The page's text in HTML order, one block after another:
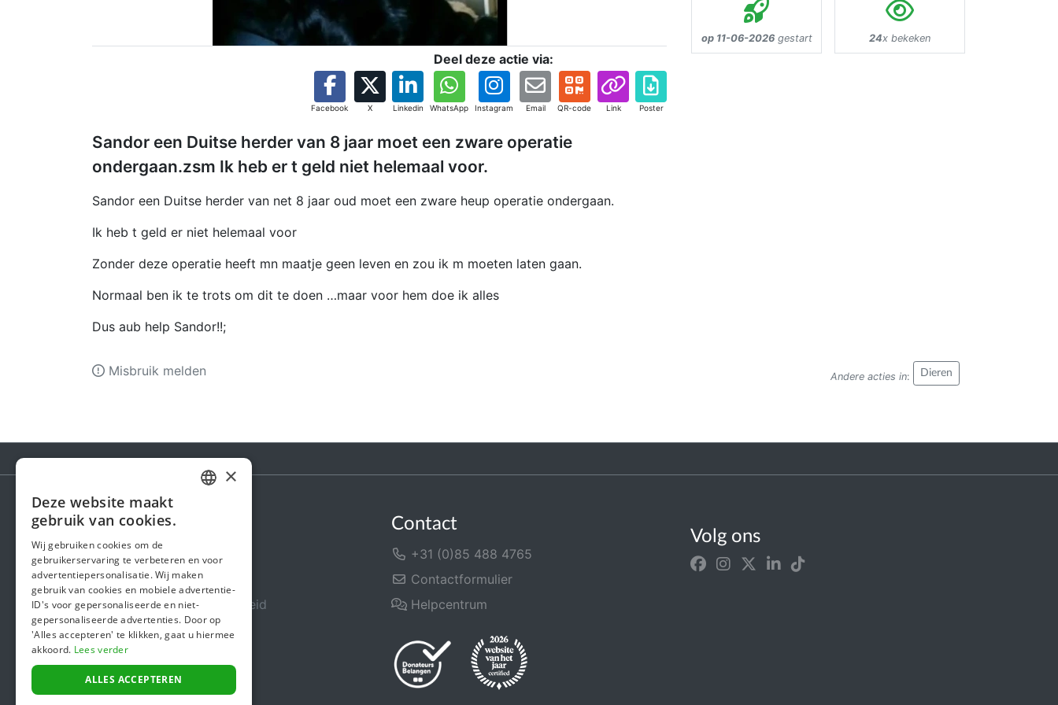
Deel deze actie via:
Facebook X Linkedin WhatsApp Instagram Email QR-code Link Poster
Sandor een Duitse herder van 8 jaar moet een zware operatie
ondergaan.zsm Ik heb er t geld niet helemaal voor.
Sandor een Duitse herder van net 8 jaar oud moet een zware heup operatie ondergaan.
Ik heb t geld er niet helemaal voor
Zonder deze operatie heeft mn maatje geen leven en zou ik m moeten laten gaan.
Normaal ben ik te trots om dit te doen …maar voor hem doe ik alles
Dus aub help Sandor!!;
op 11-06-2026gestart 24x bekeken
Andere acties in: Dieren
Misbruik melden
Steunactie
Over ons
In de media
Veiligheid & Betrouwbaarheid
Algemene voorwaarden
Privacybeleid
Cookiebeleid
Contact
+31 (0)85 488 4765
Contactformulier
Helpcentrum
Volg ons
ENGLISH
×
Deze website maakt
gebruik van cookies.
Wij gebruiken cookies om de
gebruikerservaring te verbeteren en voor
advertentiepersonalisatie. Wij maken
gebruik van cookies en mobiele advertentie-
ID's voor gepersonaliseerde en niet-
gepersonaliseerde advertenties. Door op
'Alles accepteren' te klikken, gaat u hiermee
akkoord. Lees verder
ALLES ACCEPTEREN